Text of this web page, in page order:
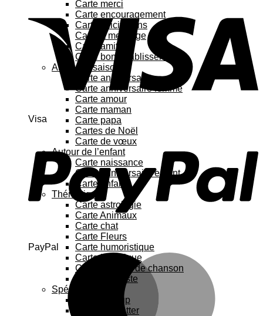
Visa
PayPal
Carte merci
Carte encouragement
Carte félicitations
Carte à message
Carte amitié
Carte bon rétablissement
Au fil des saisons
Carte anniversaire
Carte anniversaire femme
Carte amour
Carte maman
Carte papa
Cartes de Noël
Carte de vœux
Autour de l’enfant
Carte naissance
Carte anniversaire enfant
Carte enfant
Thématique
Carte astrologie
Carte Animaux
Carte chat
Carte Fleurs
Carte humoristique
Carte botanique
Carte Paroles de chanson
Carte féministe
Spécial
Carte Pop up
Cartes à gratter